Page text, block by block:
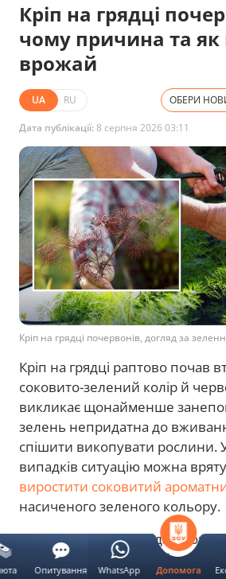
Кріп на грядці
чому причина та як
врожай
UA RU ОБЕРИ
Дата публікації:8 серпня 2026 03:11
Кріп на грядці почервонів, догляд за
Кріп на грядці раптово почав
соковито-зелений колір й
викликає щонайменше
зелень непридатна до
спішити викопувати рослини.
випадків ситуацію можна
виростити соковитий
насиченого зеленого кольору.
Новини.LIVEрозповідає, чому
почервонів і що потрібно
Допомога
Опитування WhatsApp